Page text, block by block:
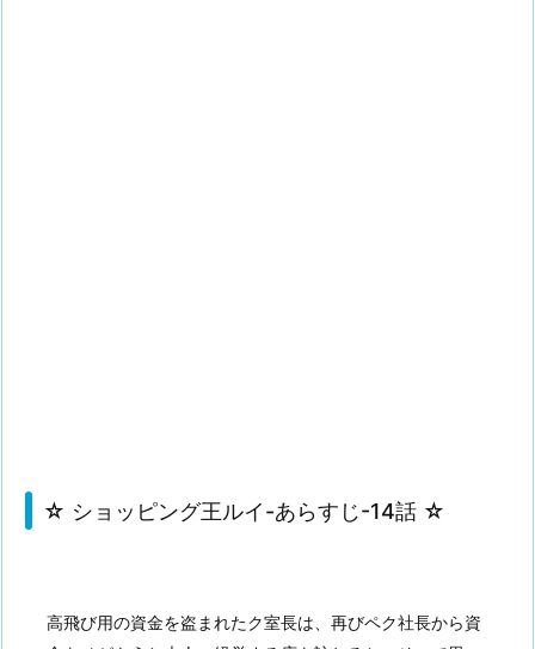
☆ ショッピング王ルイ-あらすじ-14話 ☆
高飛び用の資金を盗まれたク室長は、再びペク社長から資